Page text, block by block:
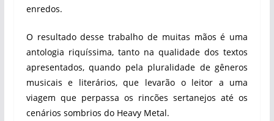
enredos.
O resultado desse trabalho de muitas mãos é uma
antologia riquíssima, tanto na qualidade dos textos
apresentados, quando pela pluralidade de gêneros
musicais e literários, que levarão o leitor a uma
viagem que perpassa os rincões sertanejos até os
cenários sombrios do Heavy Metal.